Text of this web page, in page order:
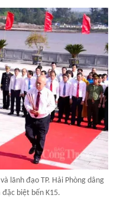
lãnh đạo TP. Hải Phòng dâng
biệt bến K15.